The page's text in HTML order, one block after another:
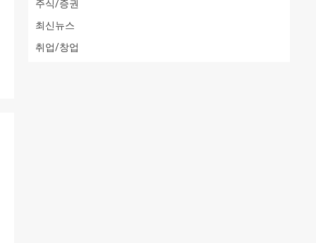
주식/증권
최신뉴스
취업/창업